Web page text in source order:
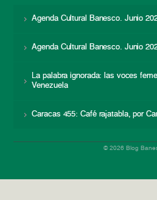
Agenda Cultural Banesco. Junio
Agenda Cultural Banesco. Junio
La palabra ignorada: las voces
Venezuela
Caracas 455: Café rajatabla, por
© 2026 Blog